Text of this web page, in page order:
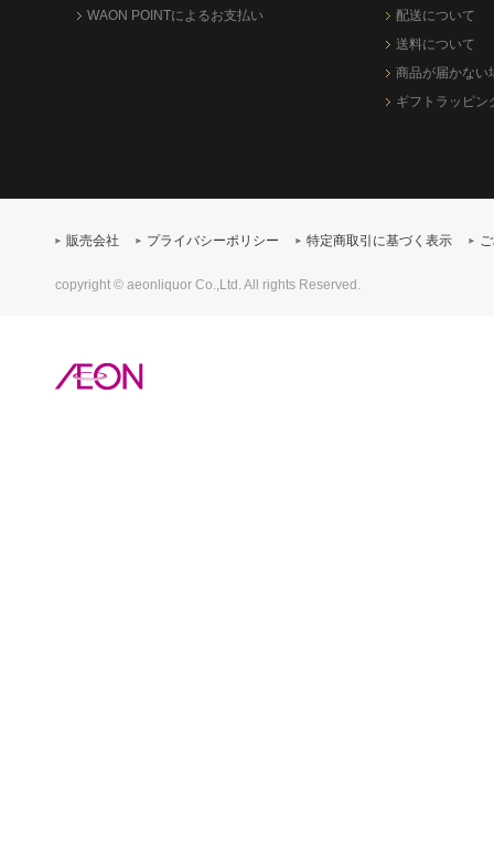
WAON POINTによるお支払い
配送について
送料について
商品が届かない
ギフトラッピン
販売会社 プライバシーポリシー 特定商取引に基づく表示
copyright © aeonliquor Co.,Ltd. All rights Reserved.